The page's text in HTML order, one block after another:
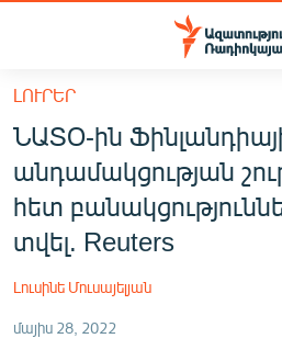
Մատչելիության
հիմնական
բովանդակությանը
Անցնել
հիմնական
մենյուին
Որոնում
ՀԱՅԱՍՏԱՆ
ՔԱՂԱՔԱԿԱՆ
ԸՆՏՐՈՒԹՅՈՒՆՆԵՐ 2026
ԼՈՒՐԵՐ
ՆԱՏՕ-ին
անդամակցության
հետ
տվել. Reuters
Լուսինե Մուսայելյան
մայիս 28, 2022